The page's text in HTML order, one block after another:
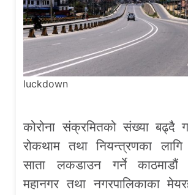
luckdown
कोरोना संक्रमितको संख्या बढ्दै
रोकथाम तथा नियन्त्रणका लागि
साता लकडाउन गर्ने काठमाडौं
महानगर तथा नगरपालिकाका